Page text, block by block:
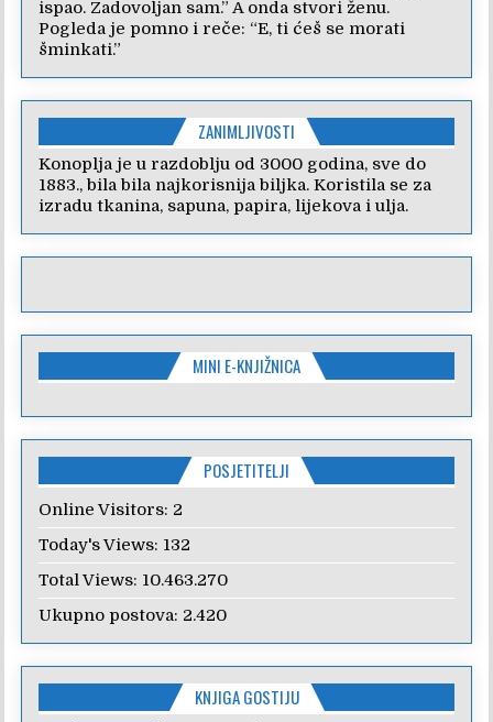
ispao. Zadovoljan sam.” A onda stvori ženu.
Pogleda je pomno i reče: “E, ti ćeš se morati
šminkati.”
ZANIMLJIVOSTI
Konoplja je u razdoblju od 3000 godina, sve do
1883., bila bila najkorisnija biljka. Koristila se za
izradu tkanina, sapuna, papira, lijekova i ulja.
MINI E-KNJIŽNICA
POSJETITELJI
Online Visitors: 2
Today's Views: 132
Total Views: 10.463.270
Ukupno postova: 2.420
KNJIGA GOSTIJU